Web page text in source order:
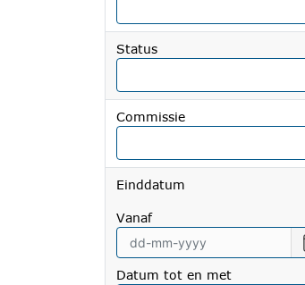
Status
Commissie
Einddatum
vanaf
Datum tot en met